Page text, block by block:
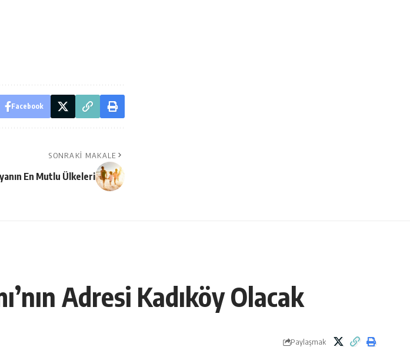
Facebook
SONRAKI MAKALE
En Mutlu Ülkeleri
Adresi Kadıköy Olacak
Paylaşmak